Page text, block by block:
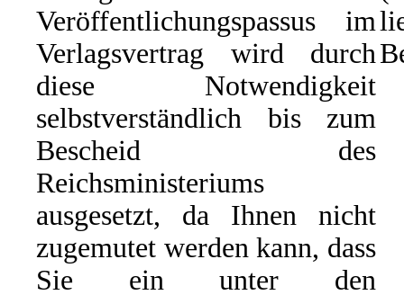
Veröffentlichungspassus im
Verlagsvertrag wird durch
diese Notwendigkeit
selbstverständlich bis zum
Bescheid des
Reichsministeriums
ausgesetzt, da Ihnen nicht
zugemutet werden kann, dass
Sie ein unter den